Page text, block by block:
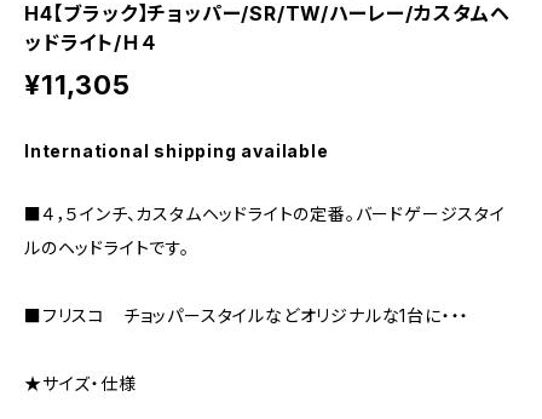
H4【ブラック】チョッパー/SR/TW/ハーレー/カスタムヘ
ッドライト/Ｈ４
¥11,305
International shipping available
■４，５インチ、カスタムヘッドライトの定番。バードゲージスタイ
ルのヘッドライトです。
■フリスコ チョッパースタイルなどオリジナルな1台に・・・
★サイズ・仕様